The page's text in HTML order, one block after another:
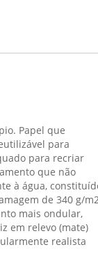
Papel que
para
para recriar
que não
à água,
de 340 g/
mais ondular,
em relevo (mate)
realista